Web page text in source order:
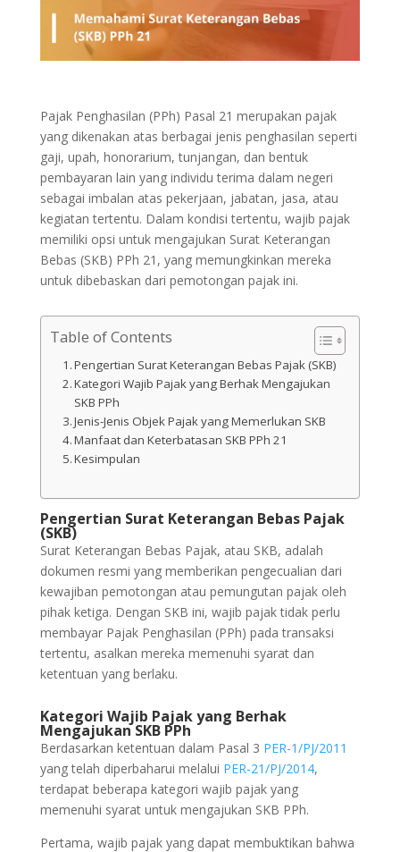
Pajak Penghasilan (PPh) Pasal 21 merupakan pajak
yang dikenakan atas berbagai jenis penghasilan seperti
gaji, upah, honorarium, tunjangan, dan bentuk
pembayaran lain yang individu terima dalam negeri
sebagai imbalan atas pekerjaan, jabatan, jasa, atau
kegiatan tertentu. Dalam kondisi tertentu, wajib pajak
memiliki opsi untuk mengajukan Surat Keterangan
Bebas (SKB) PPh 21, yang memungkinkan mereka
untuk dibebaskan dari pemotongan pajak ini.
Table of Contents
Pengertian Surat Keterangan Bebas Pajak (SKB)
Kategori Wajib Pajak yang Berhak Mengajukan
SKB PPh
Jenis-Jenis Objek Pajak yang Memerlukan SKB
Manfaat dan Keterbatasan SKB PPh 21
Kesimpulan
Pengertian Surat Keterangan Bebas Pajak
(SKB)
Surat Keterangan Bebas Pajak, atau SKB, adalah
dokumen resmi yang memberikan pengecualian dari
kewajiban pemotongan atau pemungutan pajak oleh
pihak ketiga. Dengan SKB ini, wajib pajak tidak perlu
membayar Pajak Penghasilan (PPh) pada transaksi
tertentu, asalkan mereka memenuhi syarat dan
ketentuan yang berlaku.
Kategori Wajib Pajak yang Berhak
Mengajukan SKB PPh
Berdasarkan ketentuan dalam Pasal 3 PER-1/PJ/2011
yang telah diperbaharui melalui PER-21/PJ/2014,
terdapat beberapa kategori wajib pajak yang
memenuhi syarat untuk mengajukan SKB PPh.
Pertama, wajib pajak yang dapat membuktikan bahwa